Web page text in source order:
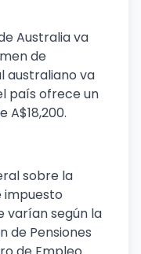
Australia va
de
australiano va
país ofrece un
A$18,200.
sobre la
impuesto
varían según la
de Pensiones